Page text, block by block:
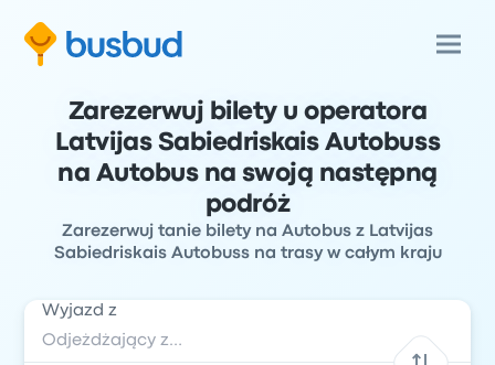
Zarezerwuj bilety u operatora
Latvijas Sabiedriskais Autobuss
na Autobus na swoją następną
podróż
Zarezerwuj tanie bilety na Autobus z Latvijas
Sabiedriskais Autobuss na trasy w całym kraju
Wyjazd z